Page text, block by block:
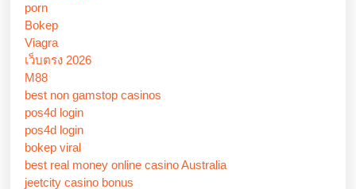
porn
Bokep
Viagra
เว็บตรง 2026
M88
best non gamstop casinos
pos4d login
pos4d login
bokep viral
best real money online casino Australia
jeetcity casino bonus